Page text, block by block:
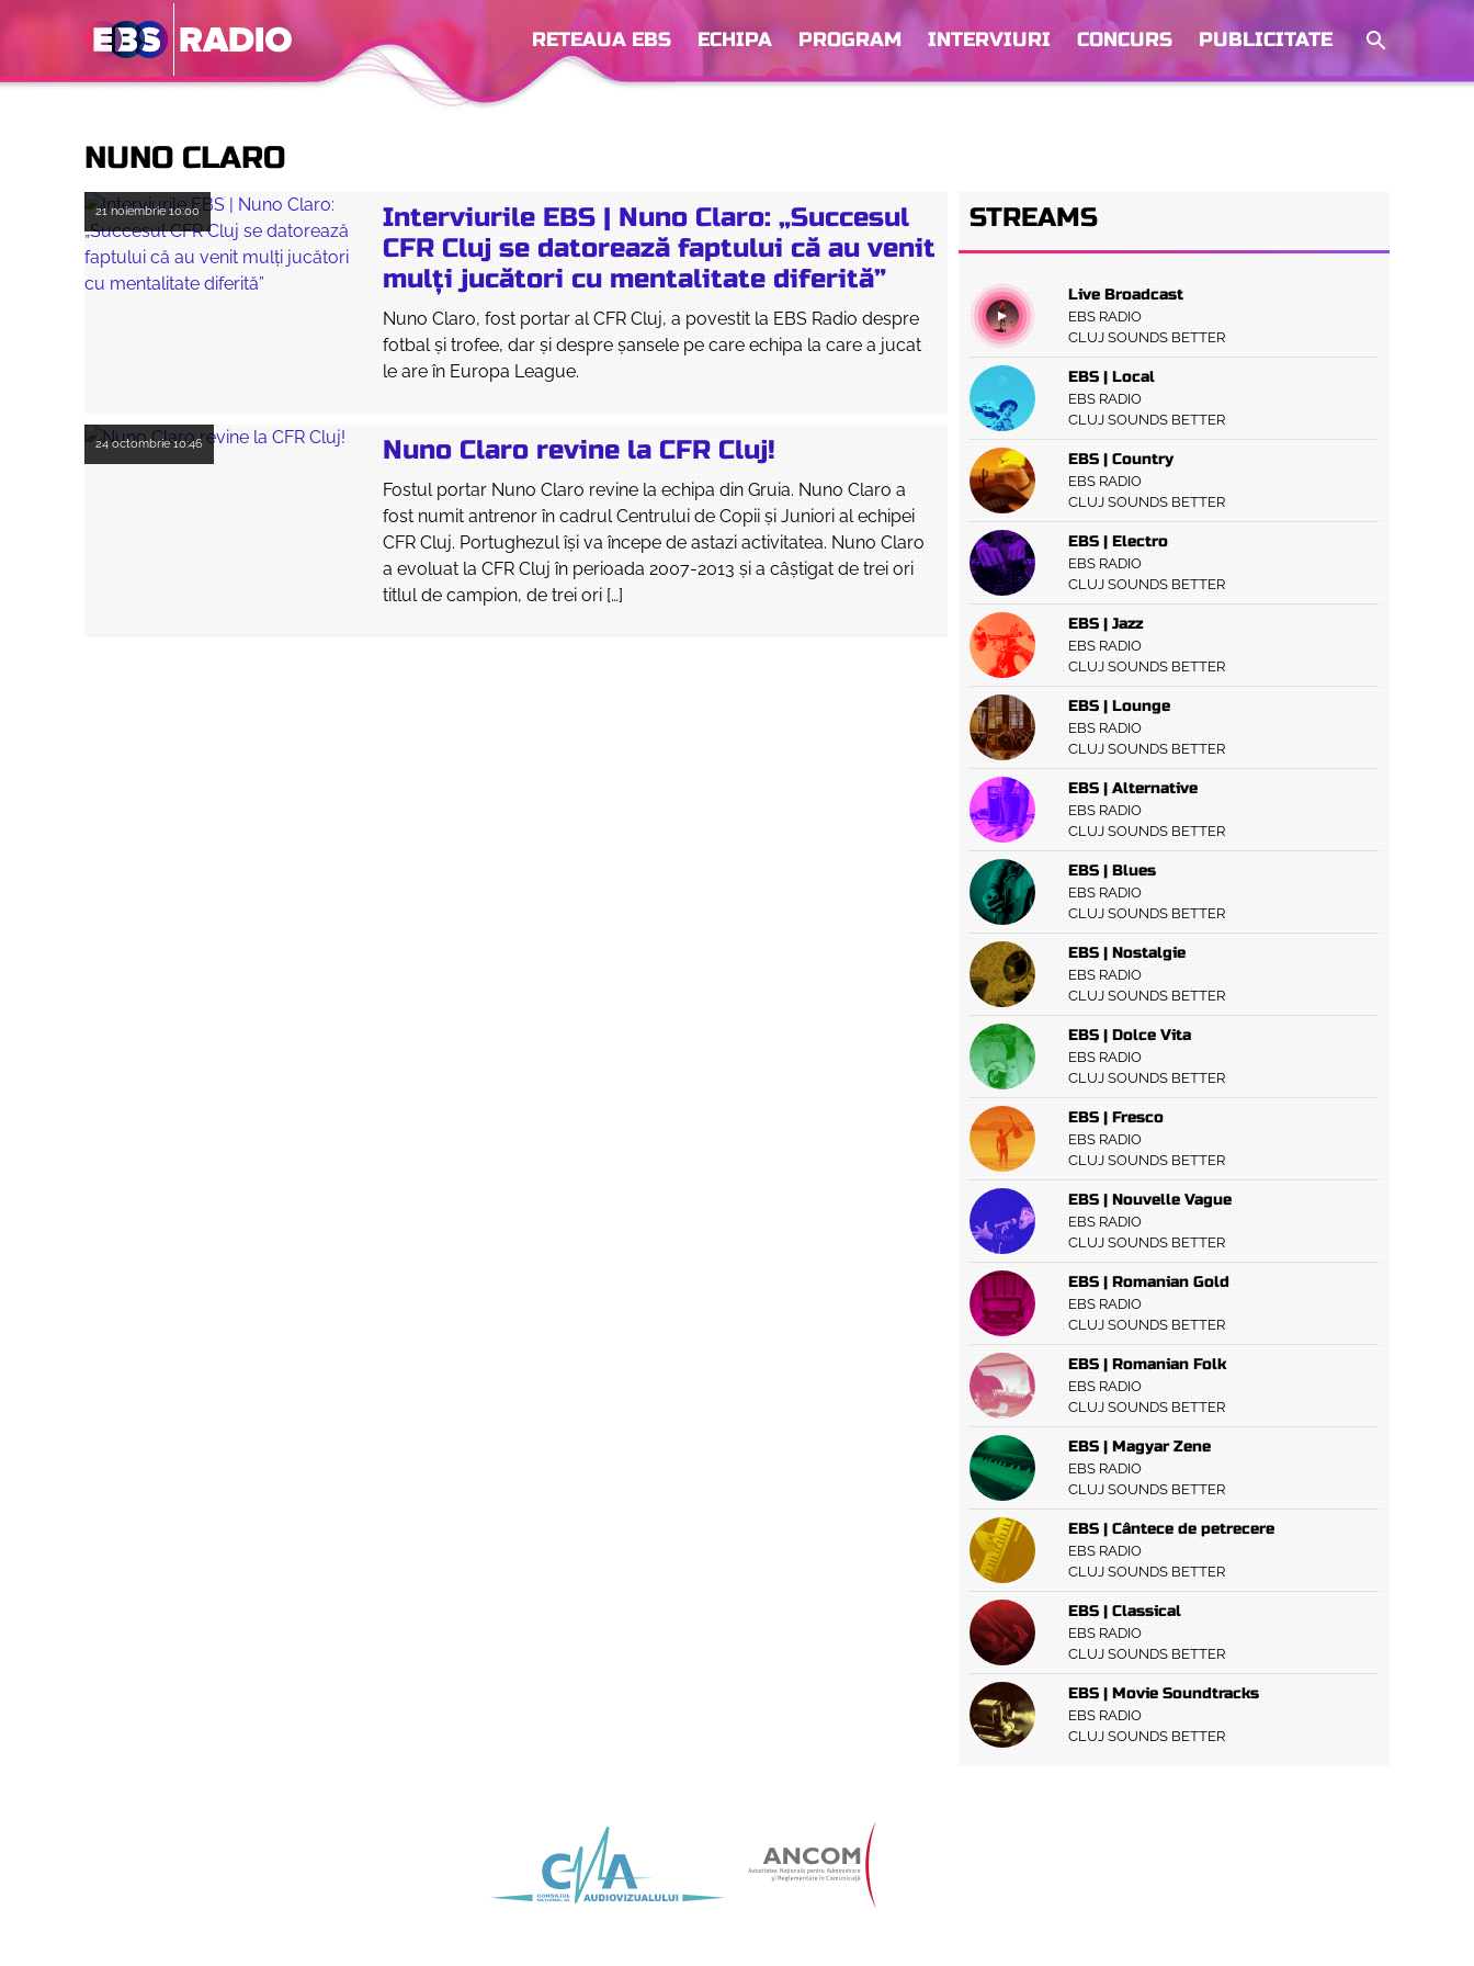
RETEAUA EBS ECHIPA PROGRAM INTERVIURI CONCURS PUBLICITATE
NUNO CLARO
21 noiembrie 10:00
Interviurile EBS | Nuno Claro: „Succesul
CFR Cluj se datorează faptului că au venit
mulți jucători cu mentalitate diferită”
Nuno Claro, fost portar al CFR Cluj, a povestit la EBS Radio despre
fotbal și trofee, dar și despre șansele pe care echipa la care a jucat
le are în Europa League.
24 octombrie10:46 Nuno Claro revine la CFR Cluj!
Fostul portar Nuno Claro revine la echipa din Gruia. Nuno Claro a
fost numit antrenor în cadrul Centrului de Copii și Juniori al echipei
CFR Cluj. Portughezul își va începe de astazi activitatea. Nuno Claro
a evoluat la CFR Cluj în perioada 2007-2013 și a câștigat de trei ori
titlul de campion, de trei ori […]
STREAMS
Live Broadcast
EBS RADIO
CLUJ SOUNDS BETTER
EBS | Local
EBS RADIO
CLUJ SOUNDS BETTER
EBS | Country
EBS RADIO
CLUJ SOUNDS BETTER
EBS | Electro
EBS RADIO
CLUJ SOUNDS BETTER
EBS | Jazz
EBS RADIO
CLUJ SOUNDS BETTER
EBS | Lounge
EBS RADIO
CLUJ SOUNDS BETTER
EBS | Alternative
EBS RADIO
CLUJ SOUNDS BETTER
EBS | Blues
EBS RADIO
CLUJ SOUNDS BETTER
EBS | Nostalgie
EBS RADIO
CLUJ SOUNDS BETTER
EBS | Dolce Vita
EBS RADIO
CLUJ SOUNDS BETTER
EBS | Fresco
EBS RADIO
CLUJ SOUNDS BETTER
EBS | Nouvelle Vague
EBS RADIO
CLUJ SOUNDS BETTER
EBS | Romanian Gold
EBS RADIO
CLUJ SOUNDS BETTER
EBS | Romanian Folk
EBS RADIO
CLUJ SOUNDS BETTER
EBS | Magyar Zene
EBS RADIO
CLUJ SOUNDS BETTER
EBS | Cântece de petrecere
EBS RADIO
CLUJ SOUNDS BETTER
EBS | Classical
EBS RADIO
CLUJ SOUNDS BETTER
EBS | Movie Soundtracks
EBS RADIO
CLUJ SOUNDS BETTER